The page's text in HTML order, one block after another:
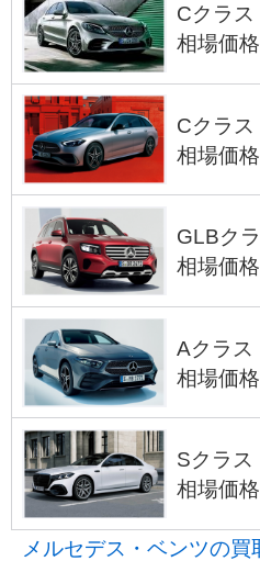
Cクラス
相場価
Cクラ
相場価
GLBク
相場価
Aクラス
相場価
Sクラス
相場価
メルセデス・ベンツの